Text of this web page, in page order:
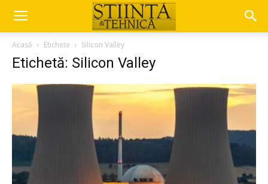
Acasă Etichete Silicon Valley
Etichetă: Silicon Valley